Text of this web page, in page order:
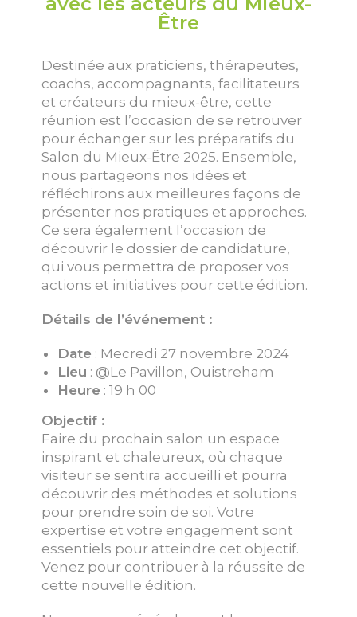
Être
Destinée aux praticiens, thérapeutes,
coachs, accompagnants, facilitateurs
et créateurs du mieux-être, cette
réunion est l’occasion de se retrouver
pour échanger sur les préparatifs du
Salon du Mieux-Être 2025. Ensemble,
nous partageons nos idées et
réfléchirons aux meilleures façons de
présenter nos pratiques et approches.
Ce sera également l’occasion de
découvrir le dossier de candidature,
qui vous permettra de proposer vos
actions et initiatives pour cette édition.
Détails de l’événement :
Date : Mecredi 27 novembre 2024
Lieu : @Le Pavillon, Ouistreham
Heure : 19 h 00
Objectif :
Faire du prochain salon un espace
inspirant et chaleureux, où chaque
visiteur se sentira accueilli et pourra
découvrir des méthodes et solutions
pour prendre soin de soi. Votre
expertise et votre engagement sont
essentiels pour atteindre cet objectif.
Venez pour contribuer à la réussite de
cette nouvelle édition.